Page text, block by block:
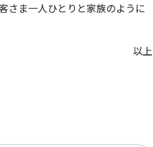
さま一人ひとりと家族のように
以上